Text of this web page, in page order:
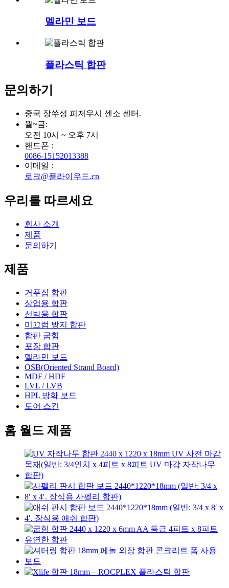
멜라민 보드
플라스틱 합판
문의하기
중국 장쑤성 피저우시 센소 센터.
월~금:
오전 10시 ~ 오후 7시
핸드폰 :
0086-15152013388
이메일 :
로크@플라이우드.cn
우리를 따르세요
회사 소개
제품
문의하기
제품
거푸집 합판
상업용 합판
선박용 합판
미끄럼 방지 합판
합판 굽힘
포장 합판
멜라민 보드
OSB(Oriented Strand Board)
MDF / HDF
LVL / LVB
HPL 방화 보드
도어 스킨
홈 월드 제품